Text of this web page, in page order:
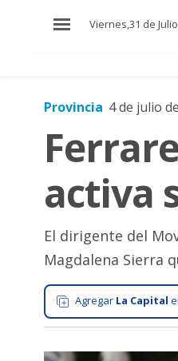
Viernes,31 de
Zona
Cultura
Tecnología
Gastronomía
Salud
Provincia 4 de julio
activa
El dirigente del
Magdalena Sierra
Agregar La Capital